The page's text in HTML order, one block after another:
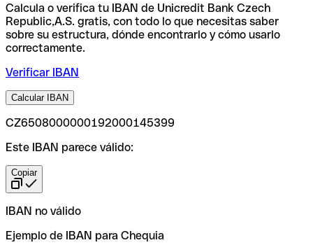
Calcula o verifica tu IBAN de Unicredit Bank Czech
Republic,A.S. gratis, con todo lo que necesitas saber
sobre su estructura, dónde encontrarlo y cómo usarlo
correctamente.
Verificar IBAN
Calcular IBAN
CZ6508000000192000145399
Este IBAN parece válido:
Copiar
IBAN no válido
Ejemplo de IBAN para Chequia